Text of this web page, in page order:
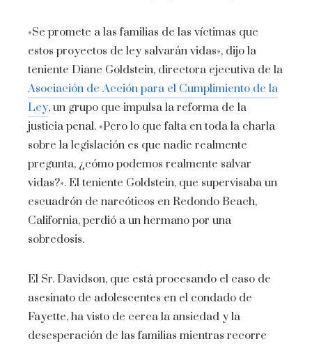
«Se promete a las familias de las víctimas que
estos proyectos de ley salvarán vidas», dijo la
teniente Diane Goldstein, directora ejecutiva de la
Asociación de Acción para el Cumplimiento de la
Ley, un grupo que impulsa la reforma de la
justicia penal. «Pero lo que falta en toda la charla
sobre la legislación es que nadie realmente
pregunta, ¿cómo podemos realmente salvar
vidas?». El teniente Goldstein, que supervisaba un
escuadrón de narcóticos en Redondo Beach,
California, perdió a un hermano por una
sobredosis.
El Sr. Davidson, que está procesando el caso de
asesinato de adolescentes en el condado de
Fayette, ha visto de cerca la ansiedad y la
desesperación de las familias mientras recorre